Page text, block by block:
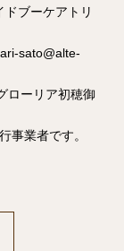
ブーケアトリ
sato@alte-
ーリア初穂御
事業者です。